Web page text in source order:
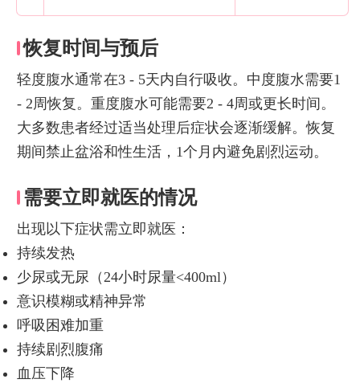
恢复时间与预后
轻度腹水通常在3 - 5天内自行吸收。中度腹水需要1
- 2周恢复。重度腹水可能需要2 - 4周或更长时间。
大多数患者经过适当处理后症状会逐渐缓解。恢复
期间禁止盆浴和性生活，1个月内避免剧烈运动。
需要立即就医的情况
出现以下症状需立即就医：
持续发热
少尿或无尿（24小时尿量<400ml）
意识模糊或精神异常
呼吸困难加重
持续剧烈腹痛
血压下降